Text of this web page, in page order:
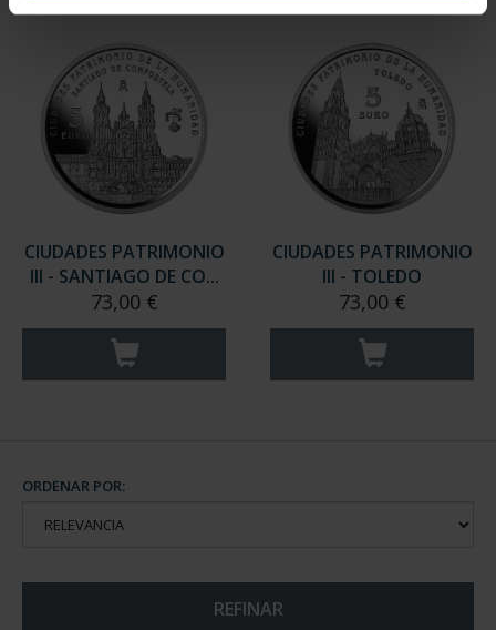
CIUDADES PATRIMONIO
III - SANTIAGO DE CO...
73,00 €
CIUDADES PATRIMONIO
III - TOLEDO
73,00 €
ORDENAR POR:
REFINAR